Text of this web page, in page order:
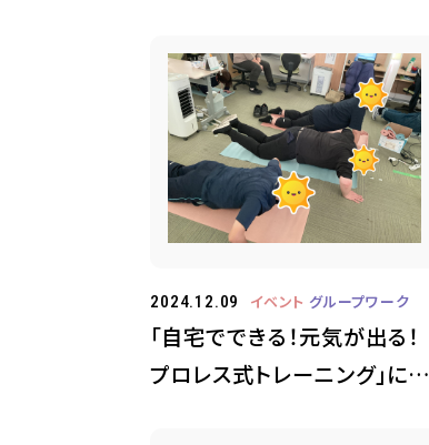
2024.12.09 イベント グループワーク
「自宅でできる！元気が出る！
プロレス式トレーニング」に参